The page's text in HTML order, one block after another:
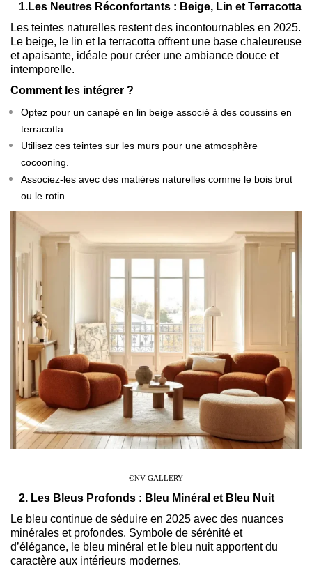
1.Les Neutres Réconfortants : Beige, Lin et Terracotta
Les teintes naturelles restent des incontournables en 2025.
Le beige, le lin et la terracotta offrent une base chaleureuse
et apaisante, idéale pour créer une ambiance douce et
intemporelle.
Comment les intégrer ?
Optez pour un canapé en lin beige associé à des coussins en
terracotta.
Utilisez ces teintes sur les murs pour une atmosphère
cocooning.
Associez-les avec des matières naturelles comme le bois brut
ou le rotin.
©NV GALLERY
2. Les Bleus Profonds : Bleu Minéral et Bleu Nuit
Le bleu continue de séduire en 2025 avec des nuances
minérales et profondes. Symbole de sérénité et
d’élégance, le bleu minéral et le bleu nuit apportent du
caractère aux intérieurs modernes.